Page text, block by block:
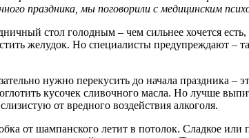
праздника, мы поговорили с медицинским
стол голодным – чем сильнее хочется
желудок. Но специалисты предупреждают –
нужно перекусить до начала праздника –
кусочек сливочного масла. Но лучше
от вредного воздействия алкоголя.
от шампанского летит в потолок. Сладкое или